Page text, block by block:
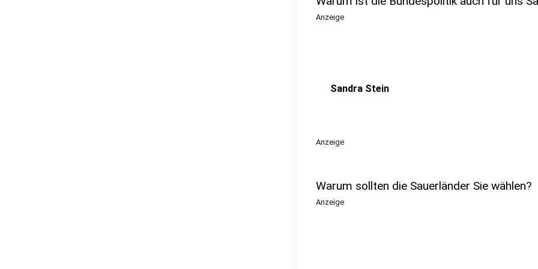
Anzeige
Sandra Stein
Anzeige
Warum sollten die Sauerländer Sie wählen?
Anzeige